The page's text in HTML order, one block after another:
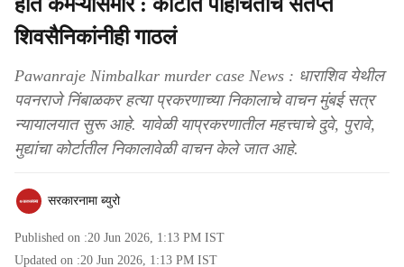
शिवसैनिकांनीही गाठलं
Pawanraje Nimbalkar murder case News : धाराशिव येथील
पवनराजे निंबाळकर हत्या प्रकरणाच्या निकालाचे वाचन मुंबई सत्र
न्यायालयात सुरू आहे. यावेळी याप्रकरणातील महत्त्वाचे दुवे, पुरावे,
मुद्यांचा कोर्टातील निकालावेळी वाचन केले जात आहे.
सरकारनामा ब्युरो
Published on :20 Jun 2026, 1:13 PM IST
Updated on :20 Jun 2026, 1:13 PM IST